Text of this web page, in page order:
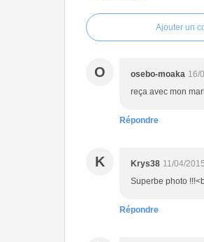
Ajouter un
O osebo-moaka 16/
reça avec mon
Répondre
K Krys38 11/04/
Superbe photo
Répondre